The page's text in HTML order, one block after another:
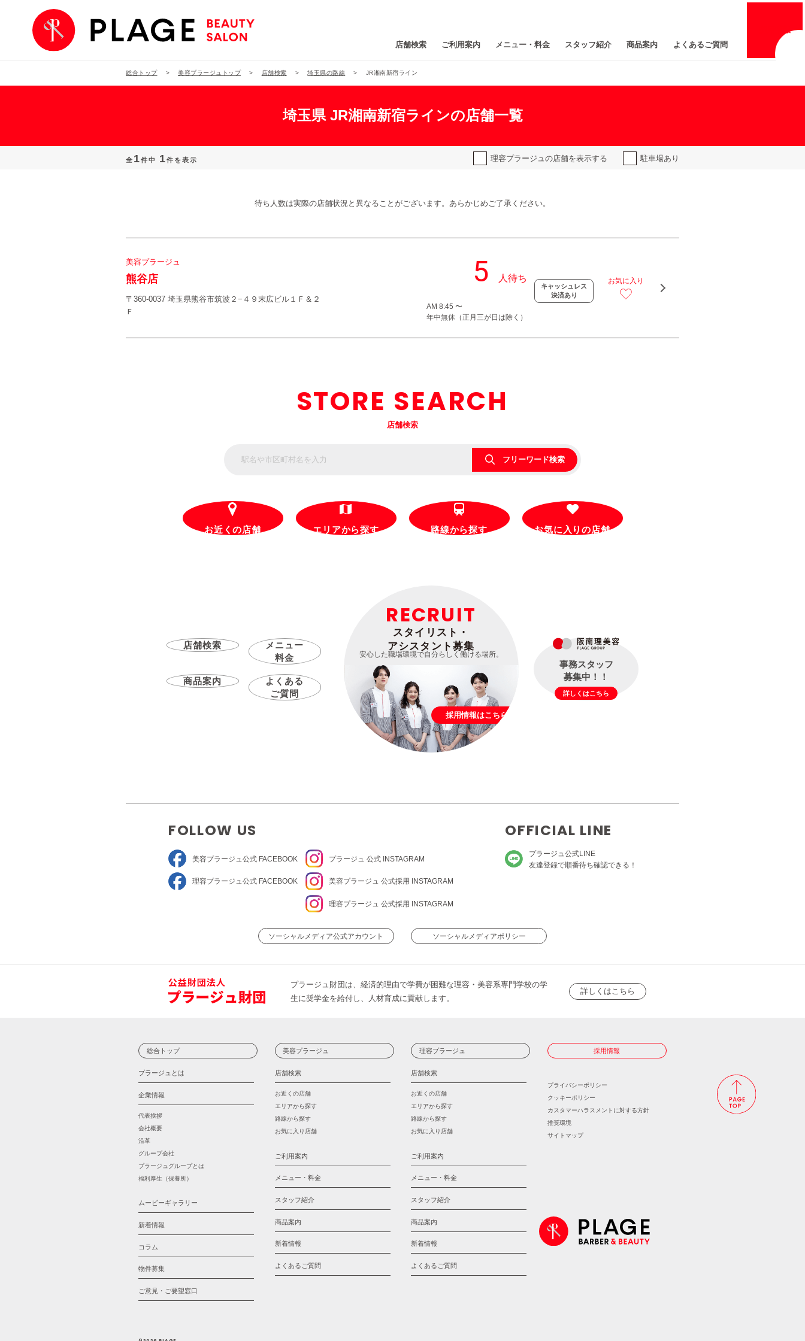
情報
店舗検索 ご利用案内 メニュー・料金 スタッフ紹介 商品案内 よくあるご質問
総合トップ 美容プラージュトップ 店舗検索 埼玉県の路線 JR湘南新宿ライン
埼玉県 JR湘南新宿ラインの店舗一覧
全 1件中 1件を表示 理容プラージュの店舗を表示する 駐車場あり
待ち人数は実際の店舗状況と異なることがございます。あらかじめご了承ください。
美容プラージュ
熊谷店
〒360-0037 埼玉県熊谷市筑波２−４９末広ビル１Ｆ＆２
Ｆ
AM 8:45 〜
年中無休（正月三が日は除く）
キャッシュレス
決済あり
お気に入り
STORE SEARCH
店舗検索
フリーワード検索
お近くの店舗 エリアから探す 路線から探す お気に入りの店舗
店舗検索
メニュー
料金
商品案内
よくある
ご質問
RECRUIT
スタイリスト・
アシスタント募集
安心した職場環境で自分らしく働ける場所。
採用情報はこちら
事務スタッフ
募集中！！
詳しくはこちら
FOLLOW US
美容プラージュ 公式 FACEBOOK
理容プラージュ 公式 FACEBOOK
プラージュ公式 INSTAGRAM
美容プラージュ 公式採用 INSTAGRAM
理容プラージュ 公式採用 INSTAGRAM
OFFICIAL LINE
プラージュ公式LINE
友達登録で順番待ち確認できる！
ソーシャルメディア公式アカウント ソーシャルメディアポリシー
プラージュ財団は、経済的理由で学費が困難な理容・美容系専門学校の学
生に奨学金を給付し、人材育成に貢献します。
詳しくはこちら
総合トップ
プラージュとは
企業情報
代表挨拶
会社概要
沿革
グループ会社
プラージュグループとは
福利厚生（保養所）
ムービーギャラリー
新着情報
コラム
物件募集
ご意見・ご要望窓口
美容プラージュ
店舗検索
お近くの店舗
エリアから探す
路線から探す
お気に入り店舗
ご利用案内
メニュー・料金
スタッフ紹介
商品案内
新着情報
よくあるご質問
理容プラージュ
店舗検索
お近くの店舗
エリアから探す
路線から探す
お気に入り店舗
ご利用案内
メニュー・料金
スタッフ紹介
商品案内
新着情報
よくあるご質問
採用情報
プライバシーポリシー
クッキーポリシー
カスタマーハラスメントに対する方針
推奨環境
サイトマップ